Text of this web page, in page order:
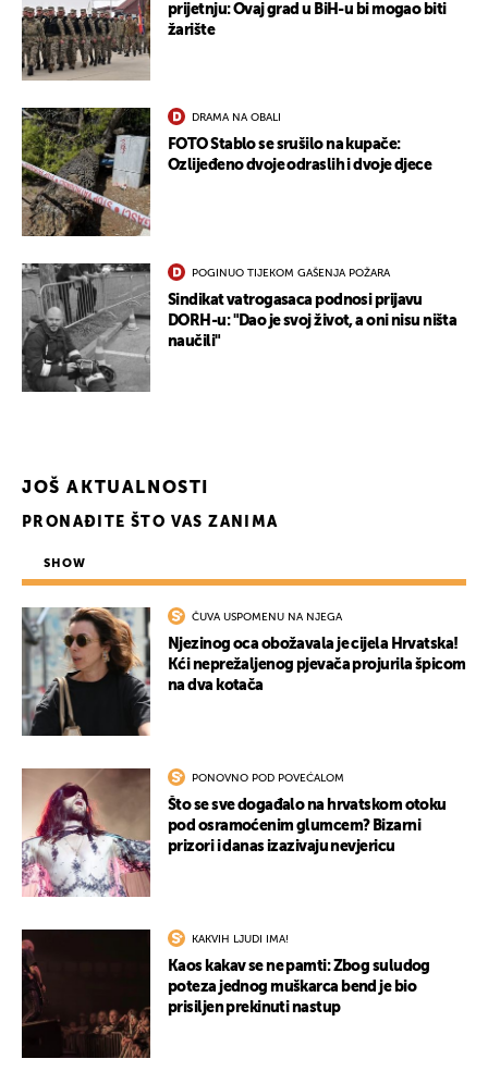
prijetnju: Ovaj grad u BiH-u bi mogao biti
žarište
DRAMA NA OBALI
FOTO Stablo se srušilo na kupače:
Ozlijeđeno dvoje odraslih i dvoje djece
POGINUO TIJEKOM GAŠENJA POŽARA
Sindikat vatrogasaca podnosi prijavu
DORH-u: "Dao je svoj život, a oni nisu ništa
naučili"
JOŠ AKTUALNOSTI
PRONAĐITE ŠTO VAS ZANIMA
SHOW
ČUVA USPOMENU NA NJEGA
Njezinog oca obožavala je cijela Hrvatska!
Kći neprežaljenog pjevača projurila špicom
na dva kotača
PONOVNO POD POVEĆALOM
Što se sve događalo na hrvatskom otoku
pod osramoćenim glumcem? Bizarni
prizori i danas izazivaju nevjericu
KAKVIH LJUDI IMA!
Kaos kakav se ne pamti: Zbog suludog
poteza jednog muškarca bend je bio
prisiljen prekinuti nastup